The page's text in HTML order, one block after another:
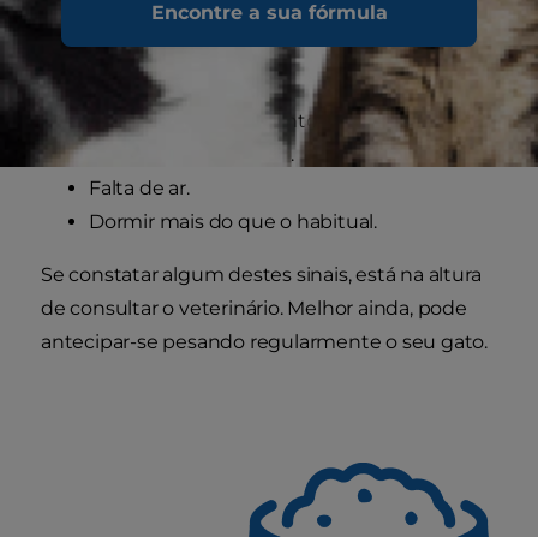
Encontre a sua fórmula
tem excesso de peso:
Coleira apertada.
Lentidão de movimentos.
Dificuldade em andar.
Falta de ar.
Dormir mais do que o habitual.
Se constatar algum destes sinais, está na altura
de consultar o veterinário. Melhor ainda, pode
antecipar-se pesando regularmente o seu gato.